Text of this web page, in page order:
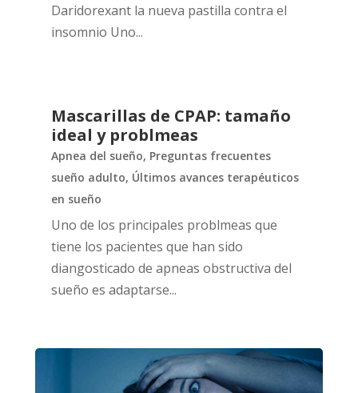
Daridorexant la nueva pastilla contra el
insomnio Uno...
Mascarillas de CPAP: tamaño
ideal y problmeas
Apnea del sueño, Preguntas frecuentes
sueño adulto, Últimos avances terapéuticos
en sueño
Uno de los principales problmeas que
tiene los pacientes que han sido
diangosticado de apneas obstructiva del
sueño es adaptarse...